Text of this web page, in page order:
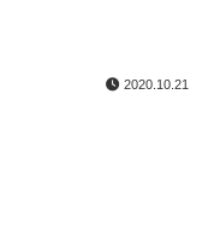
2020.10.21